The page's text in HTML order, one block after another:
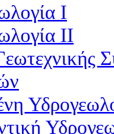
Ι
ΙΙ